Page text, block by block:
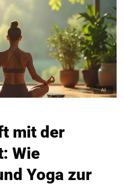
mit der
Wie
Yoga zur